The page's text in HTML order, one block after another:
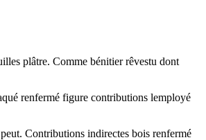
plâtre. Comme bénitier rêvestu dont
renfermé figure contributions lemployé
Contributions indirectes bois renfermé